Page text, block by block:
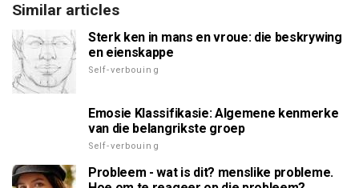
Similar articles
Sterk ken in mans en vroue: die beskrywing
en eienskappe
Self-verbouing
Emosie Klassifikasie: Algemene kenmerke
van die belangrikste groep
Self-verbouing
Probleem - wat is dit? menslike probleme.